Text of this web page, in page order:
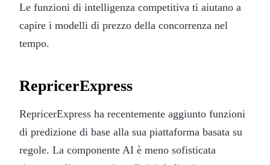
Le funzioni di intelligenza competitiva ti aiutano a
capire i modelli di prezzo della concorrenza nel
tempo.
RepricerExpress
RepricerExpress ha recentemente aggiunto funzioni
di predizione di base alla sua piattaforma basata su
regole. La componente AI è meno sofisticata